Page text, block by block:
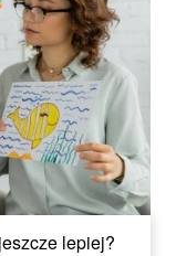
lepiej?